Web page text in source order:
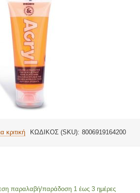
κριτική ΚΩΔΙΚΟΣ (SKU): 8006919164200
παραλαβή/παράδοση 1 έως 3 ημέρες